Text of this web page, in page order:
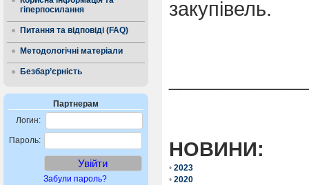
гіперпосилання
Питання та відповіді (FAQ)
Методологічні матеріали
Безбар’єрність
Партнерам
Логин:
Пароль:
Забули пароль?
закупівель.
НОВИНИ:
• 2023
• 2020